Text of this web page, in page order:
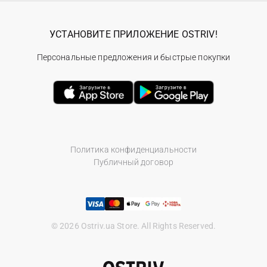
Политика конфиденциальности
Публичный договор
© 2026 Ostriv.ua Store. All Rights Reserved.
УСТАНОВИТЕ ПРИЛОЖЕНИЕ OSTRIV!
Персональные предложения и быстрые покупки